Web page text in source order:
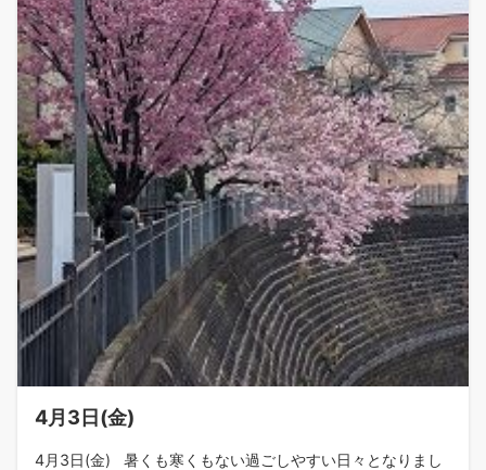
4月3日(金)
4月3日(金) 暑くも寒くもない過ごしやすい日々となりまし